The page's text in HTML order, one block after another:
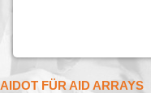
DIAGNOSTIK
AIDOT FÜR AID ARRAYS